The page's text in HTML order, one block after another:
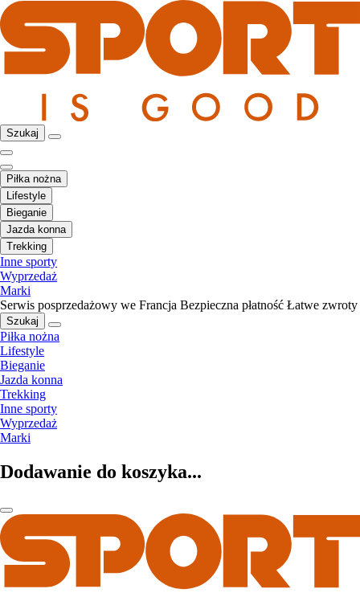
Szukaj
Piłka nożna
Lifestyle
Bieganie
Jazda konna
Trekking
Inne sporty
Wyprzedaż
Marki
Serwis posprzedażowy we Francja Bezpieczna płatność Łatwe zwroty
Szukaj
Piłka nożna
Lifestyle
Bieganie
Jazda konna
Trekking
Inne sporty
Wyprzedaż
Marki
Dodawanie do koszyka...